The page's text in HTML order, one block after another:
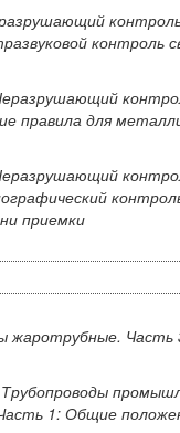
контроль
правила для
приемки
жаротрубные. Часть
Трубопроводы
1: Общие